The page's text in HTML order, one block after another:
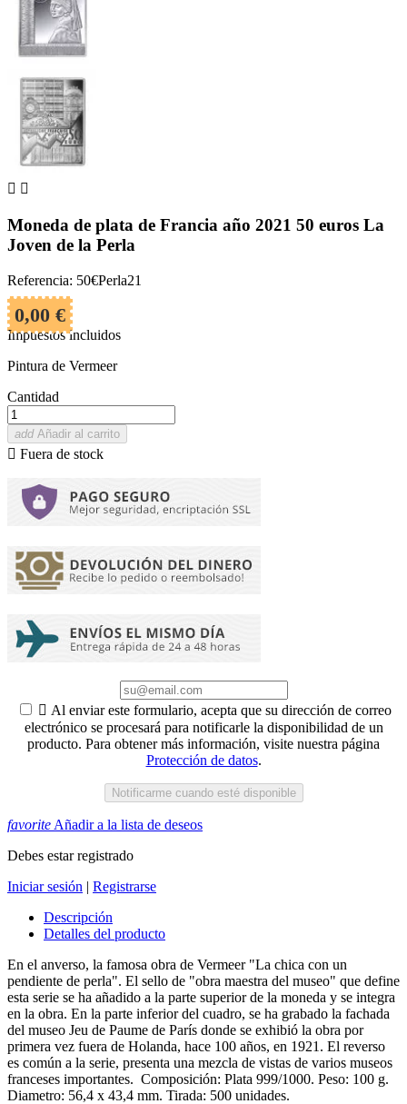
 
Moneda de plata de Francia año 2021 50 euros La
Joven de la Perla
Referencia: 50€Perla21
0,00 €
Impuestos incluidos
Pintura de Vermeer
Cantidad
add Añadir al carrito
 Fuera de stock
 Al enviar este formulario, acepta que su dirección de correo
electrónico se procesará para notificarle la disponibilidad de un
producto. Para obtener más información, visite nuestra página
Protección de datos.
Notificarme cuando esté disponible
favorite Añadir a la lista de deseos
Debes estar registrado
Iniciar sesión | Registrarse
Descripción
Detalles del producto
En el anverso, la famosa obra de Vermeer "La chica con un
pendiente de perla". El sello de "obra maestra del museo" que define
esta serie se ha añadido a la parte superior de la moneda y se integra
en la obra. En la parte inferior del cuadro, se ha grabado la fachada
del museo Jeu de Paume de París donde se exhibió la obra por
primera vez fuera de Holanda, hace 100 años, en 1921. El reverso
es común a la serie, presenta una mezcla de vistas de varios museos
franceses importantes. Composición: Plata 999/1000. Peso: 100 g.
Diametro: 56,4 x 43,4 mm. Tirada: 500 unidades.